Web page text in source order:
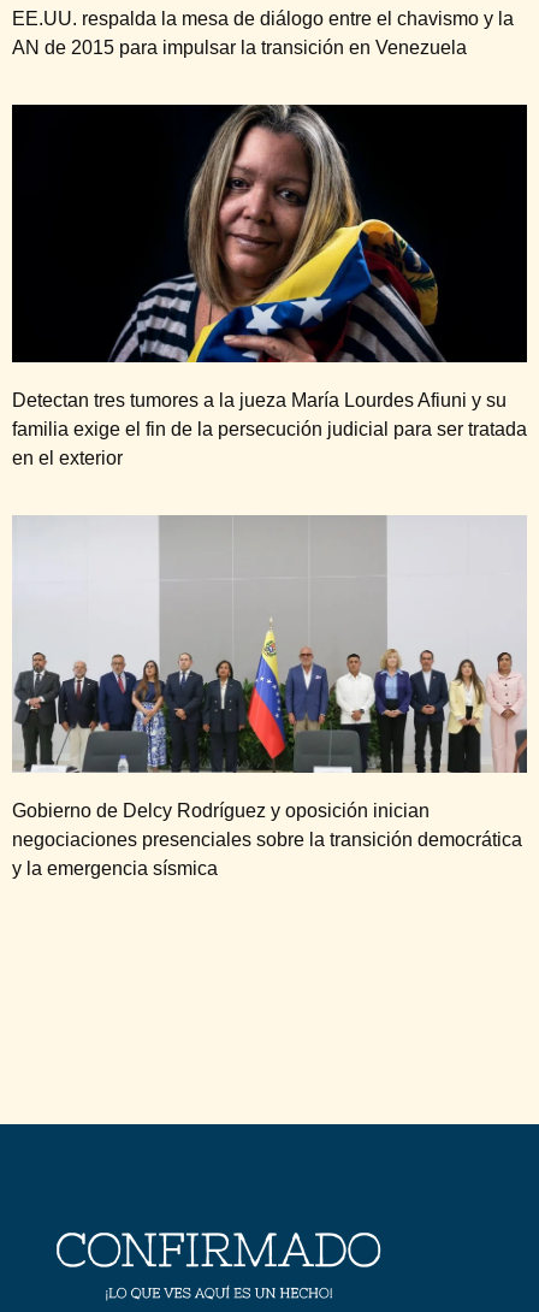
EE.UU. respalda la mesa de diálogo entre el chavismo y la
AN de 2015 para impulsar la transición en Venezuela
Detectan tres tumores a la jueza María Lourdes Afiuni y su
familia exige el fin de la persecución judicial para ser tratada
en el exterior
Gobierno de Delcy Rodríguez y oposición inician
negociaciones presenciales sobre la transición democrática
y la emergencia sísmica